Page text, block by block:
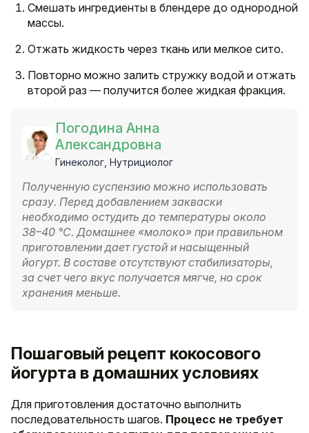
Смешать ингредиенты в блендере до однородной
массы.
Отжать жидкость через ткань или мелкое сито.
Повторно можно залить стружку водой и отжать
второй раз — получится более жидкая фракция.
Погодина Анна
Александровна
Гинеколог, Нутрициолог
Полученную суспензию можно использовать
сразу. Перед добавлением закваски
необходимо остудить до температуры около
38–40 °C. Домашнее «молоко» при правильном
приготовлении дает густой и насыщенный
йогурт. В составе отсутствуют стабилизаторы,
за счет чего вкус получается мягче, но срок
хранения меньше.
Пошаговый рецепт кокосового
йогурта в домашних условиях
Для приготовления достаточно выполнить
последовательность шагов. Процесс не требует